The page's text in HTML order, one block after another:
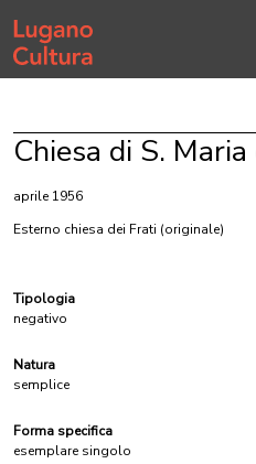
Home page
Chiesa di S.
aprile 1956
Esterno chiesa dei Frati (originale)
Tipologia
negativo
Natura
semplice
Forma specifica
esemplare singolo